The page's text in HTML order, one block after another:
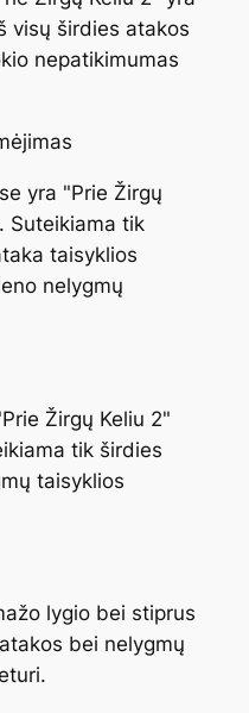
visų širdies atakos
nepatikimumas
yra "Prie Žirgų
Suteikiama tik
taisyklios
nelygmų
Žirgų Keliu 2"
tik širdies
taisyklios
lygio bei stiprus
bei nelygmų